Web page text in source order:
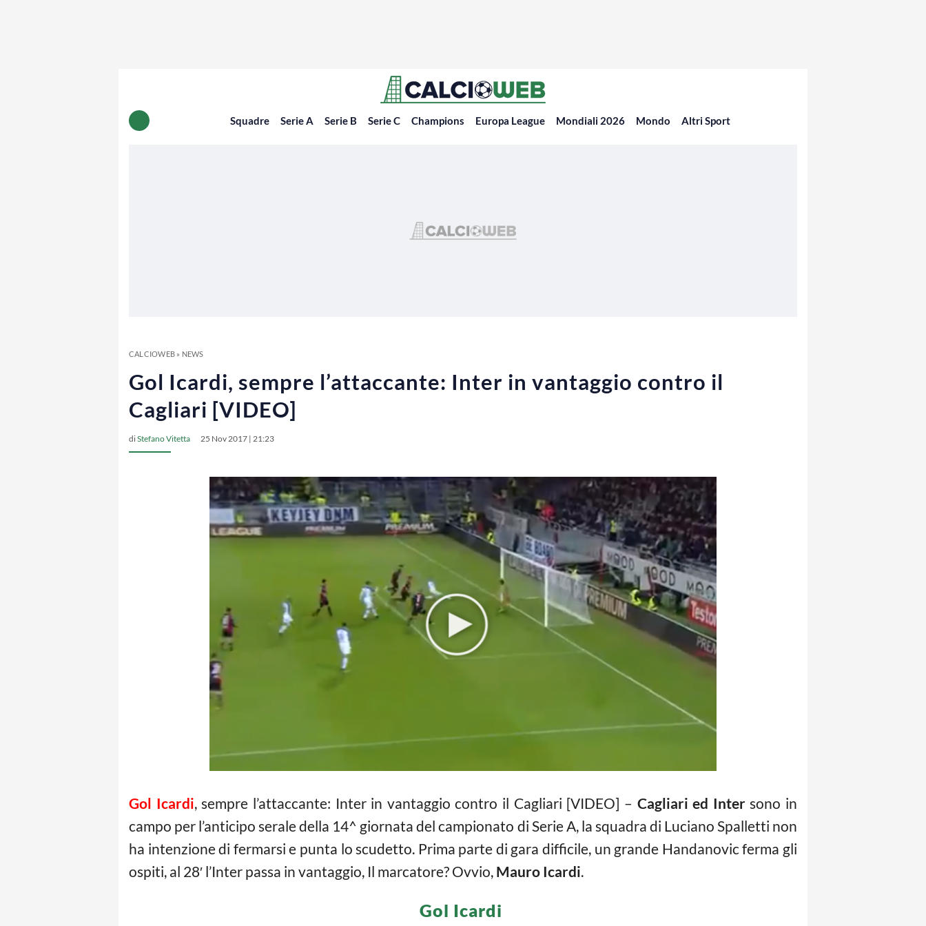
Squadre Serie A Serie B Serie C Champions Europa League Mondiali 2026 Mondo Altri Sport
CALCIOWEB» NEWS
Gol Icardi, sempre l’attaccante: Inter in vantaggio contro il
Cagliari [VIDEO]
diStefano Vitetta 25 Nov 2017 | 21:23
Gol Icardi, sempre l’attaccante: Inter in vantaggio contro il Cagliari [VIDEO] – Cagliari ed Intersono in
campo per l’anticipo serale della 14^ giornata del campionato di Serie A, la squadra di Luciano Spalletti non
ha intenzione di fermarsi e punta lo scudetto. Prima parte di gara difficile, un grande Handanovic ferma gli
ospiti, al 28′ l’Inter passa in vantaggio, Il marcatore? Ovvio, Mauro Icardi.
Gol Icardi